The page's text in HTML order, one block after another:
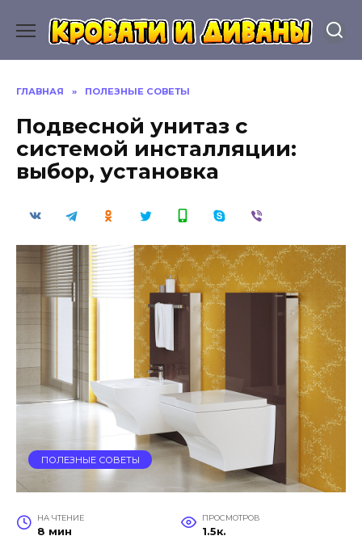
содержанию
ГЛАВНАЯ » ПОЛЕЗНЫЕ СОВЕТЫ
Подвесной унитаз с
системой инсталляции:
выбор, установка
ПОЛЕЗНЫЕ СОВЕТЫ
НА ЧТЕНИЕ
8 мин
ПРОСМОТРОВ
1.5к.